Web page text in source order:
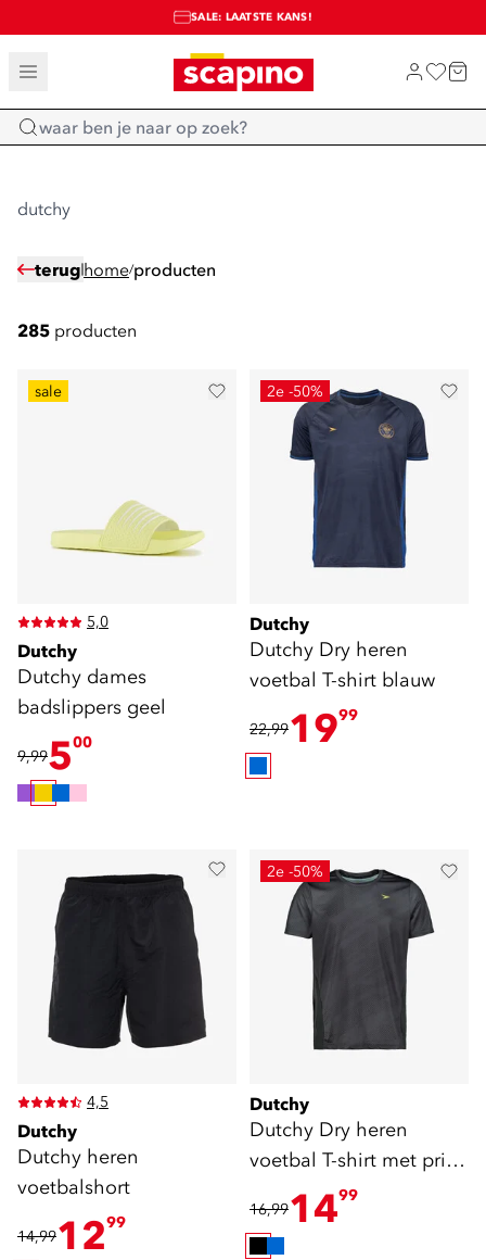
TOT 70% KORTING OP SALE
SALE: LAATSTE KANS!
SHOP NIEUW
Home
dutchy
terug home/producten
285 producten
sale
5,0
Dutchy
Dutchy dames
badslippers geel
9,99500
2e -50%
Dutchy
Dutchy Dry heren
voetbal T-shirt blauw
22,991999
4,5
Dutchy
Dutchy heren
voetbalshort
14,991299
2e -50%
Dutchy
Dutchy Dry heren
voetbal T-shirt met print
16,991499